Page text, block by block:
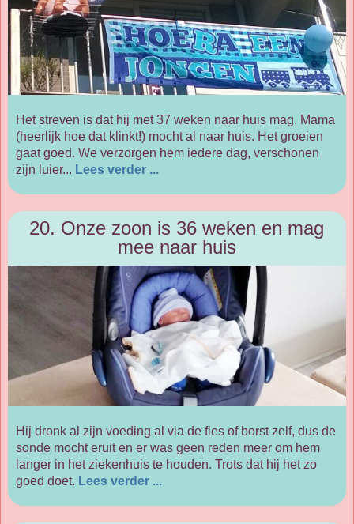
Het streven is dat hij met 37 weken naar huis mag. Mama
(heerlijk hoe dat klinkt!) mocht al naar huis. Het groeien
gaat goed. We verzorgen hem iedere dag, verschonen
zijn luier... Lees verder ...
20. Onze zoon is 36 weken en mag
mee naar huis
Hij dronk al zijn voeding al via de fles of borst zelf, dus de
sonde mocht eruit en er was geen reden meer om hem
langer in het ziekenhuis te houden. Trots dat hij het zo
goed doet. Lees verder ...